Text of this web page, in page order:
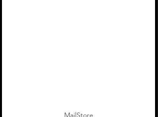
MailStore